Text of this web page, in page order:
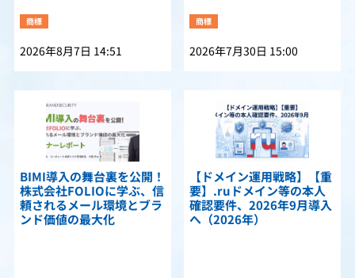
商標
2026年8月7日 14:51
商標
2026年7月30日 15:00
BIMI導入の舞台裏を公開！
株式会社FOLIOに学ぶ、信
頼されるメール環境とブラ
ンド価値の最大化
【ドメイン運用戦略】【重
要】.ruドメイン等の本人
確認要件、2026年9月導入
へ（2026年）